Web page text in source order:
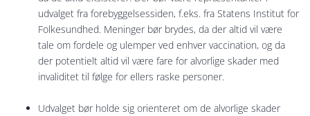
udvalget fra forebyggelsessiden, f.eks. fra Statens Institut for
Folkesundhed. Meninger bør brydes, da der altid vil være
tale om fordele og ulemper ved enhver vaccination, og da
der potentielt altid vil være fare for alvorlige skader med
invaliditet til følge for ellers raske personer.
Udvalget bør holde sig orienteret om de alvorlige skader